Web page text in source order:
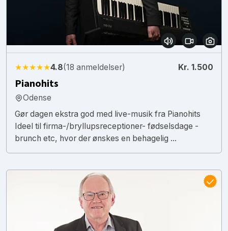
★★★★★4.8(18 anmeldelser) Kr. 1.500
Pianohits
Odense
Gør dagen ekstra god med live-musik fra Pianohits
Ideel til firma-/bryllupsreceptioner- fødselsdage -
brunch etc, hvor der ønskes en behagelig ...